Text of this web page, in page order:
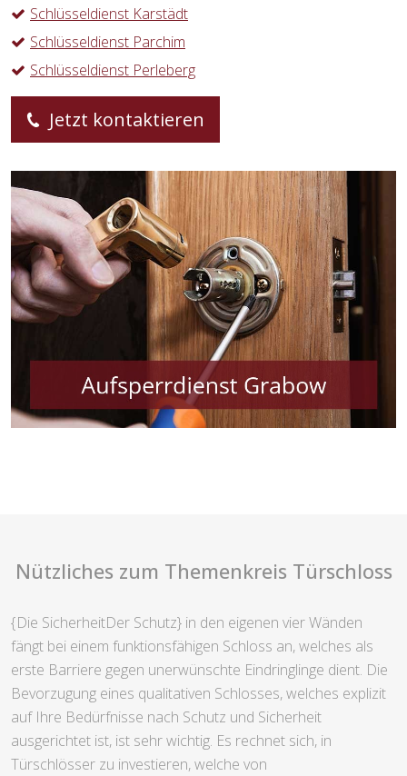
Schlüsseldienst Karstädt
Schlüsseldienst Parchim
Schlüsseldienst Perleberg
Jetzt kontaktieren
Nützliches zum Themenkreis Türschloss
{Die SicherheitDer Schutz} in den eigenen vier Wänden
fängt bei einem funktionsfähigen Schloss an, welches als
erste Barriere gegen unerwünschte Eindringlinge dient. Die
Bevorzugung eines qualitativen Schlosses, welches explizit
auf Ihre Bedürfnisse nach Schutz und Sicherheit
ausgerichtet ist, ist sehr wichtig. Es rechnet sich, in
Türschlösser zu investieren, welche von